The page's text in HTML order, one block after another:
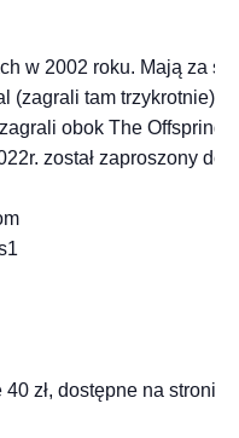
w 2002 roku. Mają za
(zagrali tam
obok The
został zaproszony
zł, dostępne na stronie